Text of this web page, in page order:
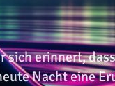
erinnert,
Nacht eine